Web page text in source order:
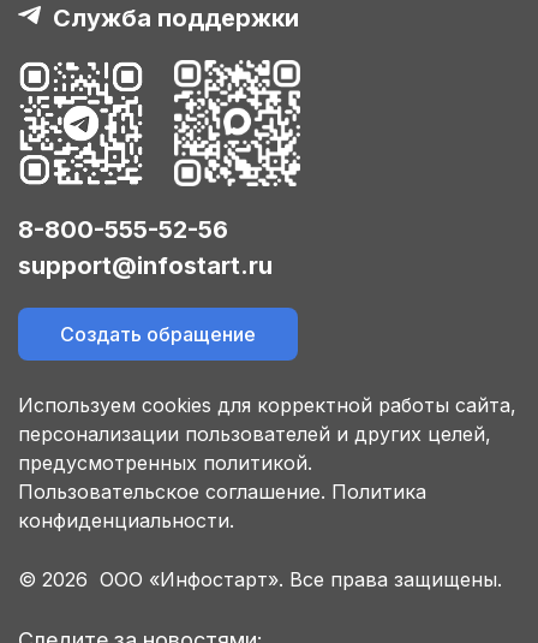
Служба поддержки
8-800-555-52-56
support@infostart.ru
Создать обращение
Используем cookies для корректной работы сайта,
персонализации пользователей и других целей,
предусмотренных политикой.
Пользовательское соглашение. Политика
конфиденциальности.
© 2026 ООО «Инфостарт». Все права защищены.